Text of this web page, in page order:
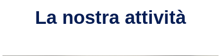
La nostra attività